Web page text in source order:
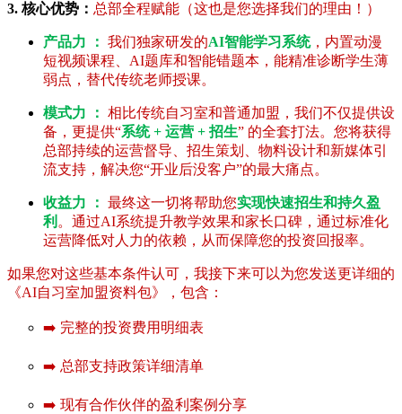
3. 核心优势： 总部全程赋能（这也是您选择我们的理由！）
产品力 ： 我们独家研发的AI智能学习系统，内置动漫
短视频课程、AI题库和智能错题本，能精准诊断学生薄
弱点，替代传统老师授课。
模式力 ： 相比传统自习室和普通加盟，我们不仅提供设
备，更提供“系统 + 运营 + 招生” 的全套打法。您将获得
总部持续的运营督导、招生策划、物料设计和新媒体引
流支持，解决您“开业后没客户”的最大痛点。
收益力 ： 最终这一切将帮助您实现快速招生和持久盈
利 。通过AI系统提升教学效果和家长口碑，通过标准化
运营降低对人力的依赖，从而保障您的投资回报率。
如果您对这些基本条件认可，我接下来可以为您发送更详细的
《AI自习室加盟资料包》，包含：
➡️ 完整的投资费用明细表
➡️ 总部支持政策详细清单
➡️ 现有合作伙伴的盈利案例分享